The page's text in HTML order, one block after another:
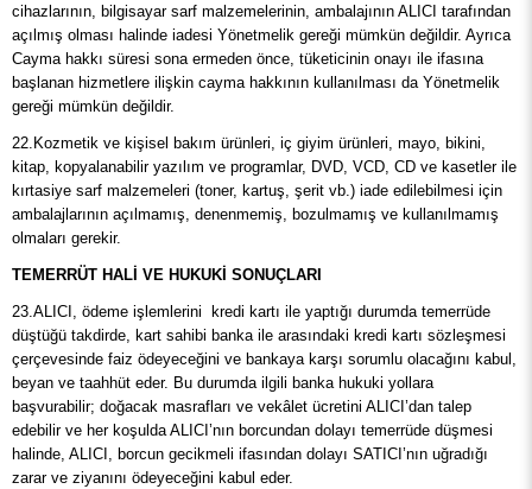
cihazlarının, bilgisayar sarf malzemelerinin, ambalajının ALICI tarafından
açılmış olması halinde iadesi Yönetmelik gereği mümkün değildir. Ayrıca
Cayma hakkı süresi sona ermeden önce, tüketicinin onayı ile ifasına
başlanan hizmetlere ilişkin cayma hakkının kullanılması da Yönetmelik
gereği mümkün değildir.
22.Kozmetik ve kişisel bakım ürünleri, iç giyim ürünleri, mayo, bikini,
kitap, kopyalanabilir yazılım ve programlar, DVD, VCD, CD ve kasetler ile
kırtasiye sarf malzemeleri (toner, kartuş, şerit vb.) iade edilebilmesi için
ambalajlarının açılmamış, denenmemiş, bozulmamış ve kullanılmamış
olmaları gerekir.
TEMERRÜT HALİ VE HUKUKİ SONUÇLARI
23.ALICI, ödeme işlemlerini kredi kartı ile yaptığı durumda temerrüde
düştüğü takdirde, kart sahibi banka ile arasındaki kredi kartı sözleşmesi
çerçevesinde faiz ödeyeceğini ve bankaya karşı sorumlu olacağını kabul,
beyan ve taahhüt eder. Bu durumda ilgili banka hukuki yollara
başvurabilir; doğacak masrafları ve vekâlet ücretini ALICI’dan talep
edebilir ve her koşulda ALICI’nın borcundan dolayı temerrüde düşmesi
halinde, ALICI, borcun gecikmeli ifasından dolayı SATICI’nın uğradığı
zarar ve ziyanını ödeyeceğini kabul eder.